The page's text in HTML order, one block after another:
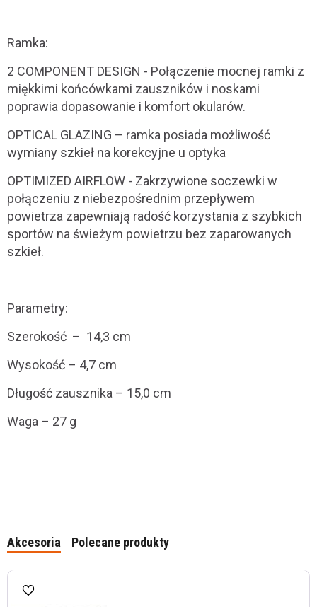
Ramka:
2 COMPONENT DESIGN - Połączenie mocnej ramki z
miękkimi końcówkami zauszników i noskami
poprawia dopasowanie i komfort okularów.
OPTICAL GLAZING – ramka posiada możliwość
wymiany szkieł na korekcyjne u optyka
OPTIMIZED AIRFLOW - Zakrzywione soczewki w
połączeniu z niebezpośrednim przepływem
powietrza zapewniają radość korzystania z szybkich
sportów na świeżym powietrzu bez zaparowanych
szkieł.
Parametry:
Szerokość – 14,3 cm
Wysokość – 4,7 cm
Długość zausznika – 15,0 cm
Waga – 27 g
Akcesoria Polecane produkty